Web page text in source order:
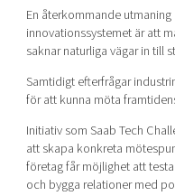
En återkommande
innovationssystemet är att
saknar naturliga vägar in till
Samtidigt efterfrågar
för att kunna möta
Initiativ som Saab Tech
att skapa konkreta
företag får möjlighet att
och bygga relationer med